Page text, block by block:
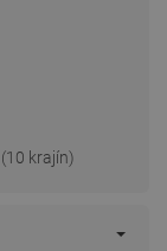
(10 krajín)